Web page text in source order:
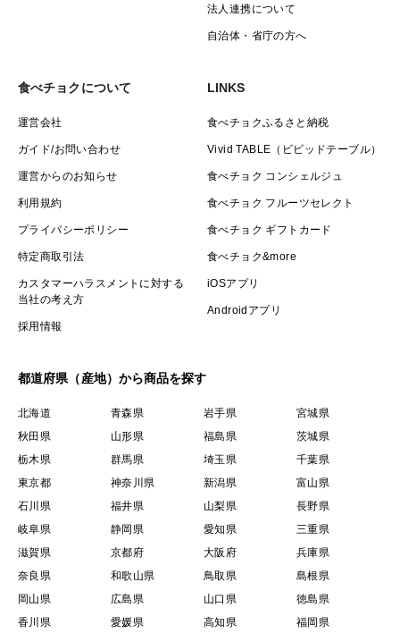
法人連携について
自治体・省庁の方へ
食べチョクについて
運営会社
ガイド/お問い合わせ
運営からのお知らせ
利用規約
プライバシーポリシー
特定商取引法
カスタマーハラスメントに対する
当社の考え方
採用情報
LINKS
食べチョクふるさと納税
Vivid TABLE（ビビッドテーブル）
食べチョク コンシェルジュ
食べチョク フルーツセレクト
食べチョク ギフトカード
食べチョク&more
iOSアプリ
Androidアプリ
都道府県（産地）から商品を探す
北海道 青森県 岩手県
宮城県
秋田県
山形県 福島県
茨城県
栃木県
群馬県 埼玉県
千葉県
東京都
神奈川県 新潟県
富山県
石川県
福井県 山梨県
長野県
岐阜県
静岡県 愛知県
三重県
滋賀県
京都府 大阪府
兵庫県
奈良県
和歌山県 鳥取県
島根県
岡山県
広島県 山口県
徳島県
香川県
愛媛県 高知県 福岡県